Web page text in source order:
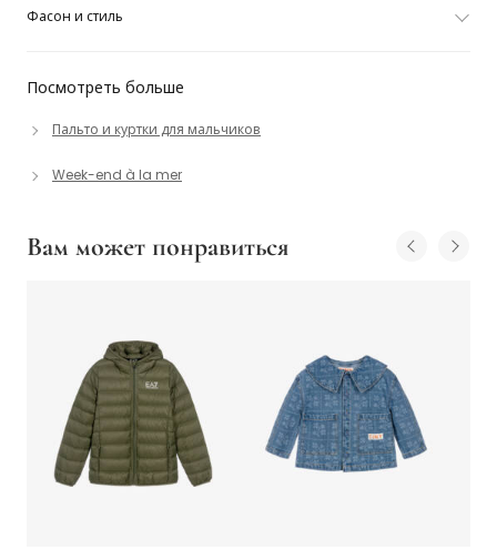
Посмотреть больше
Пальто и куртки для мальчиков
Week-end à la mer
Фасон и стиль
Вам может понравиться